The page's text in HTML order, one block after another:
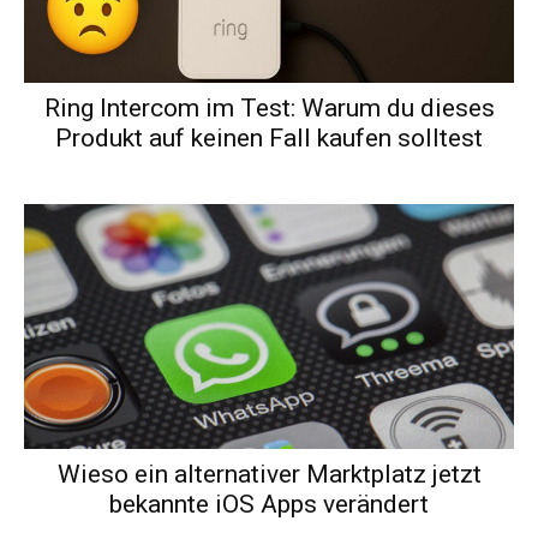
Ring Intercom im Test: Warum du dieses
Produkt auf keinen Fall kaufen solltest
Wieso ein alternativer Marktplatz jetzt
bekannte iOS Apps verändert